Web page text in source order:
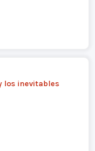
los inevitables